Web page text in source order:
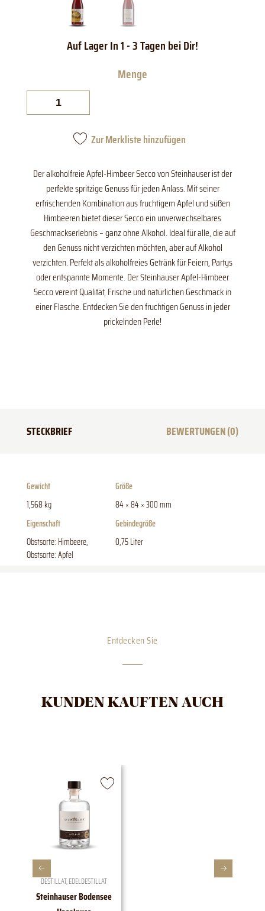
Zur Merkliste hinzufügen
Der alkoholfreie Apfel-Himbeer Secco von Steinhauser ist der
perfekte spritzige Genuss für jeden Anlass. Mit seiner
erfrischenden Kombination aus fruchtigem Apfel und süßen
Himbeeren bietet dieser Secco ein unverwechselbares
Geschmackserlebnis – ganz ohne Alkohol. Ideal für alle, die auf
den Genuss nicht verzichten möchten, aber auf Alkohol
verzichten. Perfekt als alkoholfreies Getränk für Feiern, Partys
oder entspannte Momente. Der Steinhauser Apfel-Himbeer
Secco vereint Qualität, Frische und natürlichen Geschmack in
einer Flasche. Entdecken Sie den fruchtigen Genuss in jeder
prickelnden Perle!
STECKBRIEF BEWERTUNGEN (0)
Gewicht
1,568 kg
Größe
84 × 84 × 300 mm
Eigenschaft
Obstsorte: Himbeere,
Obstsorte: Apfel
Gebindegröße
0,75 Liter
Entdecken Sie
KUNDEN KAUFTEN AUCH
DESTILLAT,EDELDESTILLAT
Steinhauser Bodensee